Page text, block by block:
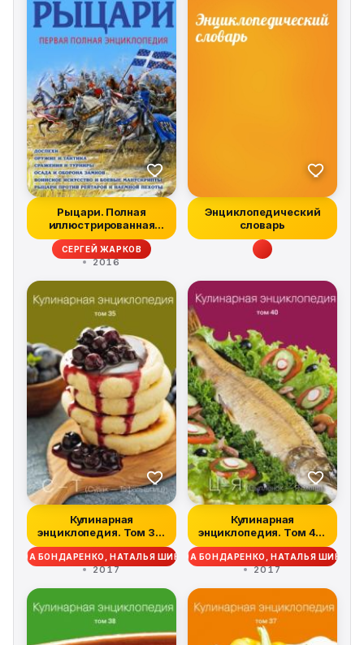
Рыцари. Полная
иллюстрированная
энциклопедия
СЕРГЕЙ ЖАРКОВ
2016
Энциклопедический
словарь
Кулинарная
энциклопедия. Том 35.
С – Т (Судак – Та...
БОНДАРЕНКО, НАТАЛЬЯ ШИНКАРЁВА
2017
Кулинарная
энциклопедия. Том 40.
Ц – Я (Цыпленок –...
НАДЕЖДА БОНДАРЕНКО, НАТАЛЬЯ
2017